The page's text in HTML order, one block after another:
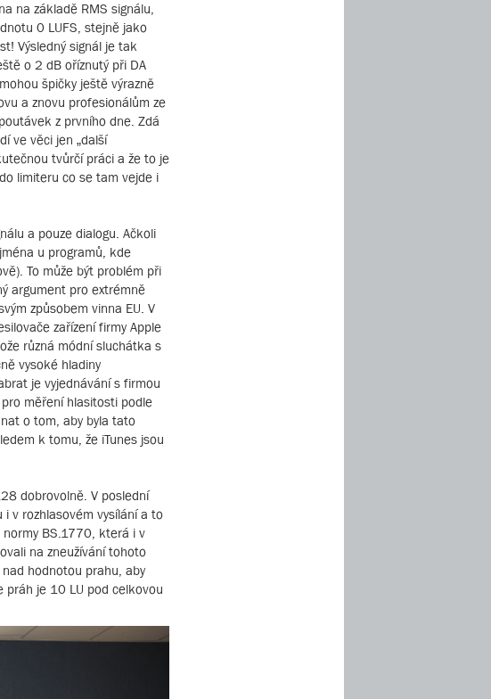
na základě RMS signálu,
0 LUFS, stejně jako
Výsledný signál je tak
o 2 dB oříznutý při DA
špičky ještě výrazně
a znovu profesionálům ze
z prvního dne. Zdá
ve věci jen „další
tvůrčí práci a že to je
limiteru co se tam vejde i
a pouze dialogu. Ačkoli
u programů, kde
To může být problém při
argument pro extrémně
způsobem vinna EU. V
zařízení firmy Apple
různá módní sluchátka s
vysoké hladiny
je vyjednávání s firmou
měření hlasitosti podle
o tom, aby byla tato
k tomu, že iTunes jsou
dobrovolně. V poslední
v rozhlasovém vysílání a to
normy BS.1770, která i v
na zneužívání tohoto
hodnotou prahu, aby
práh je 10 LU pod celkovou